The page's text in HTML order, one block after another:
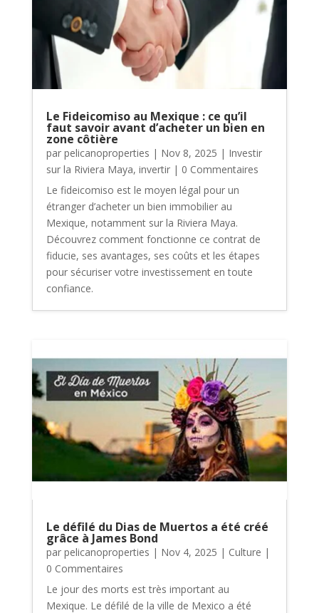
Le Fideicomiso au Mexique : ce qu’il
faut savoir avant d’acheter un bien en
zone côtière
par pelicanoproperties | Nov 8, 2025 | Investir
sur la Riviera Maya, invertir| 0 Commentaires
Le fideicomiso est le moyen légal pour un
étranger d’acheter un bien immobilier au
Mexique, notamment sur la Riviera Maya.
Découvrez comment fonctionne ce contrat de
fiducie, ses avantages, ses coûts et les étapes
pour sécuriser votre investissement en toute
confiance.
Le défilé du Dias de Muertos a été créé
grâce à James Bond
par pelicanoproperties | Nov 4, 2025 | Culture |
0 Commentaires
Le jour des morts est très important au
Mexique. Le défilé de la ville de Mexico a été